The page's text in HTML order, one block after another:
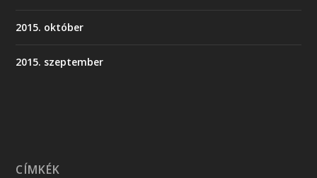
2015. október
2015. szeptember
CÍMKÉK